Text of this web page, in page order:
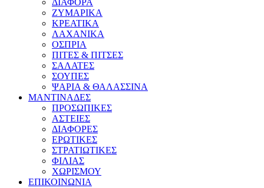
ΔΙΑΦΟΡΑ
ΖΥΜΑΡΙΚΑ
ΚΡΕΑΤΙΚΑ
ΛΑΧΑΝΙΚΑ
ΟΣΠΡΙΑ
ΠΙΤΕΣ & ΠΙΤΣΕΣ
ΣΑΛΑΤΕΣ
ΣΟΥΠΕΣ
ΨΑΡΙΑ & ΘΑΛΑΣΣΙΝΑ
ΜΑΝΤΙΝΑΔΕΣ
ΠΡΟΣΩΠΙΚΕΣ
ΑΣΤΕΙΕΣ
ΔΙΑΦΟΡΕΣ
ΕΡΩΤΙΚΕΣ
ΣΤΡΑΤΙΩΤΙΚΕΣ
ΦΙΛΙΑΣ
ΧΩΡΙΣΜΟΥ
ΕΠΙΚΟΙΝΩΝΙΑ